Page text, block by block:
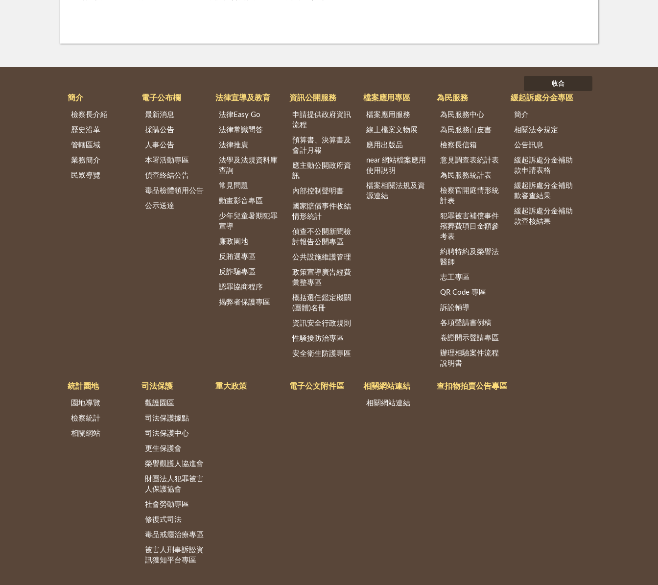
收合
簡介
檢察長介紹
歷史沿革
管轄區域
業務簡介
民眾導覽
電子公布欄
最新消息
採購公告
人事公告
本署活動專區
偵查終結公告
毒品檢體領用公告
公示送達
法律宣導及教育
法律Easy Go
法律常識問答
法律推廣
法學及法規資料庫
查詢
常見問題
動畫影音專區
少年兒童暑期犯罪
宣導
廉政園地
反賄選專區
反詐騙專區
認罪協商程序
揭弊者保護專區
資訊公開服務
申請提供政府資訊
流程
預算書、決算書及
會計月報
應主動公開政府資
訊
內部控制聲明書
國家賠償事件收結
情形統計
偵查不公開新聞檢
討報告公開專區
公共設施維護管理
政策宣導廣告經費
彙整專區
概括選任鑑定機關
(團體)名冊
資訊安全行政規則
性騷擾防治專區
安全衛生防護專區
檔案應用專區
檔案應用服務
線上檔案文物展
應用出版品
near 網站檔案應用
使用說明
檔案相關法規及資
源連結
為民服務
為民服務中心
為民服務白皮書
檢察長信箱
意見調查表統計表
為民服務統計表
檢察官開庭情形統
計表
犯罪被害補償事件
殯葬費項目金額參
考表
約聘特約及榮譽法
醫師
志工專區
QR Code 專區
訴訟輔導
各項聲請書例稿
卷證開示聲請專區
辦理相驗案件流程
說明書
緩起訴處分金專區
簡介
相關法令規定
公告訊息
緩起訴處分金補助
款申請表格
緩起訴處分金補助
款審查結果
緩起訴處分金補助
款查核結果
統計園地
園地導覽
檢察統計
相關網站
司法保護
觀護園區
司法保護據點
司法保護中心
更生保護會
榮譽觀護人協進會
財團法人犯罪被害
人保護協會
社會勞動專區
修復式司法
毒品戒癮治療專區
被害人刑事訴訟資
訊獲知平台專區
重大政策 電子公文附件區 相關網站連結
相關網站連結
查扣物拍賣公告專區